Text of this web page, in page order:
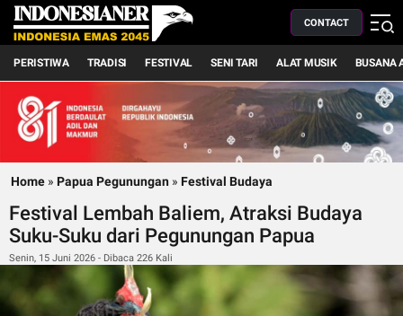
CONTACT
PERISTIWA TRADISI FESTIVAL SENI TARI ALAT MUSIK BUSANA
Home » Papua Pegunungan » Festival Budaya
Festival Lembah Baliem, Atraksi Budaya
Suku-Suku dari Pegunungan Papua
Senin, 15 Juni 2026 - Dibaca 226 Kali